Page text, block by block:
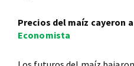
Precios del maíz cayeron
Economista